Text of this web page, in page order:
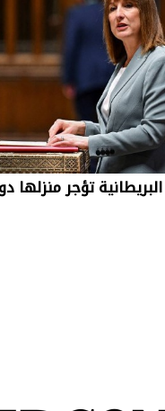
البريطانية تؤجر